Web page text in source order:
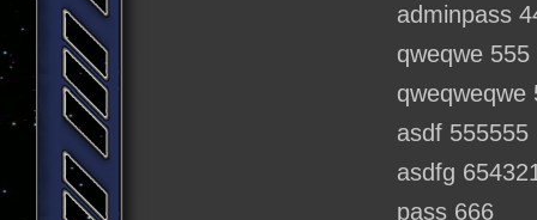
adminpass
qweqwe 555
qweqweqwe
asdf 555555
asdfg
pass 666